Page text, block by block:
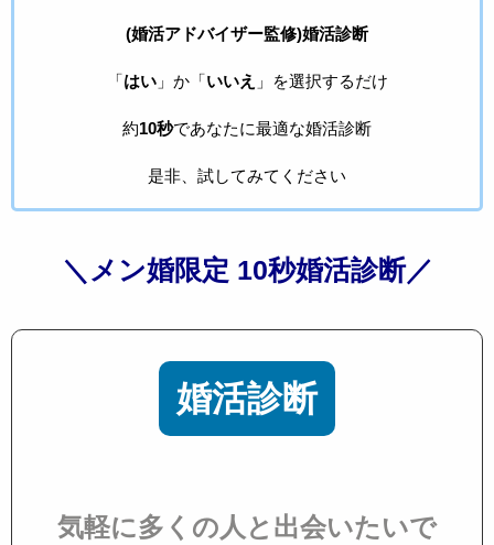
(婚活アドバイザー監修)婚活診断
「はい」か「いいえ 」を選択するだけ
約10秒であなたに最適な婚活診断
是非、試してみてください
＼メン婚限定 10秒婚活診断／
婚活診断
気軽に多くの人と出会いたいで